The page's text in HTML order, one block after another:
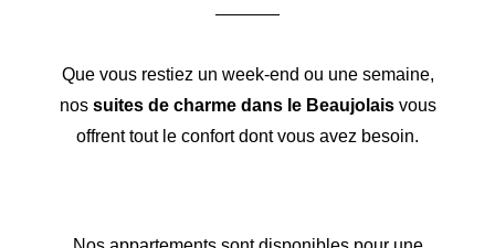
Que vous restiez un week-end ou une semaine,
nos suites de charme dans le Beaujolaisvous
offrent tout le confort dont vous avez besoin.